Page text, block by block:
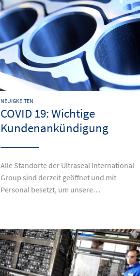
NEUIGKEITEN
COVID 19: Wichtige
Kundenankündigung
Alle Standorte der Ultraseal International
Group sind derzeit geöffnet und mit
Personal besetzt, um unsere…